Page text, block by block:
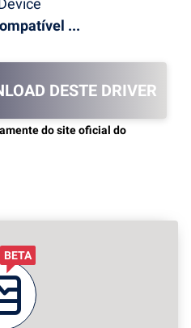
...
DESTE DRIVER
do site oficial do
BETA